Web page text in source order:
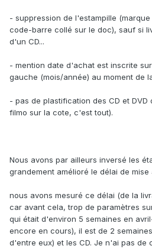
- suppression de l'estampille
code-barre collé sur le doc), sauf si
d'un CD...
- mention date d'achat est inscrite
gauche (mois/année) au moment de
- pas de plastification des CD et
filmo sur la cote, c'est tout).
Nous avons par ailleurs inversé les
grandement amélioré le délai de
nous avons mesuré ce délai (de la
car avant cela, trop de paramètres
qui était d'environ 5 semaines en
encore en cours), il est de 2
d'entre eux) et les CD. Je n'ai pas de